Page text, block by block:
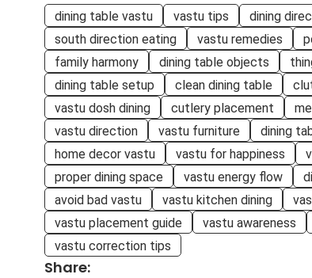
dining table vastu vastu tips dining
south direction eating
vastu remedies
family harmony
dining table objects
dining table setup
clean dining table
vastu dosh dining
cutlery placement
vastu direction
vastu furniture dining
home decor vastu
vastu for happiness
proper dining space
vastu energy flow
avoid bad vastu
vastu kitchen dining
vastu placement guide
vastu awareness
vastu correction tips
Share: